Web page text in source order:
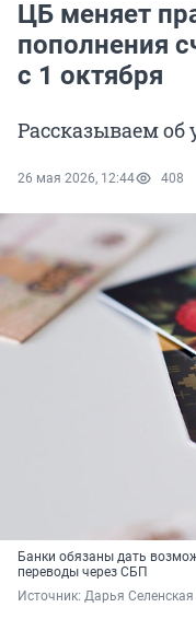
ЦБ меняет
пополнения
с 1 октября
Рассказываем об
26 мая 2026, 12:44 408
Банки обязаны дать
переводы через СБП
Источник: Дарья